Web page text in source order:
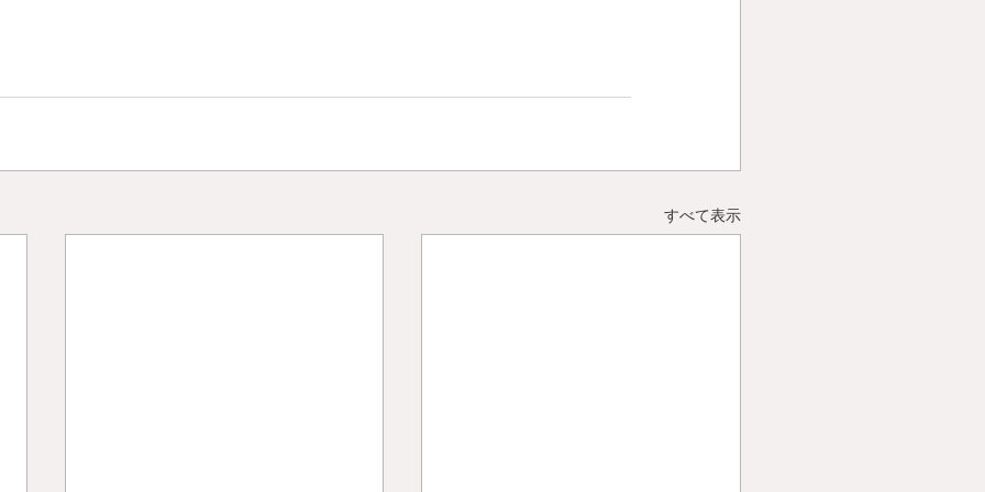
すべて表示